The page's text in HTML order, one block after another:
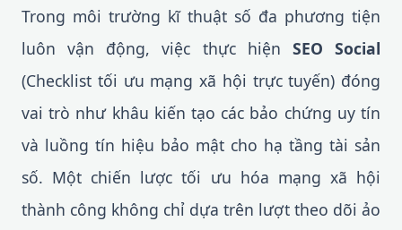
Trong môi trường kĩ thuật số đa phương tiện
luôn vận động, việc thực hiện SEO Social
(Checklist tối ưu mạng xã hội trực tuyến) đóng
vai trò như khâu kiến tạo các bảo chứng uy tín
và luồng tín hiệu bảo mật cho hạ tầng tài sản
số. Một chiến lược tối ưu hóa mạng xã hội
thành công không chỉ dựa trên lượt theo dõi ảo